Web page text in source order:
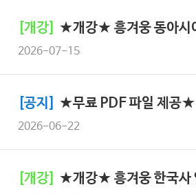
[개강] ★개강★ 흥겨웅 동아시
2026-07-15
[공지] ★무료 PDF 파일 제공★
2026-06-22
[개강] ★개강★ 흥겨웅 한국사